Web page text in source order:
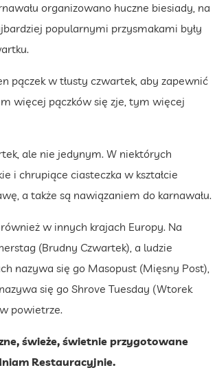
organizowano huczne biesiady, na
popularnymi przysmakami były
pączek w tłusty czwartek, aby zapewnić
więcej pączków się zje, tym więcej
ale nie jedynym. W niektórych
i chrupiące ciasteczka w kształcie
a także są nawiązaniem do karnawału.
w innych krajach Europy. Na
(Brudny Czwartek), a ludzie
nazywa się go Masopust (Mięsny Post),
się go Shrove Tuesday (Wtorek
powietrze.
świeże, świetnie przygotowane
Restauracyjnie.